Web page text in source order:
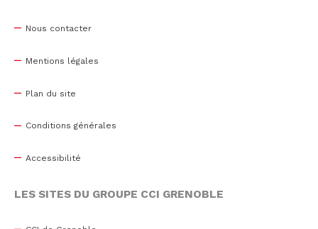
Nous contacter
Mentions légales
Plan du site
Conditions générales
Accessibilité
LES SITES DU GROUPE CCI GRENOBLE